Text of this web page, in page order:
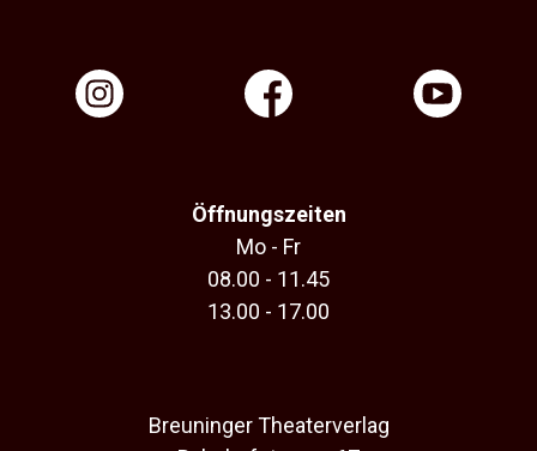
Öffnungszeiten
Mo - Fr
08.00 - 11.45
13.00 - 17.00
Breuninger Theaterverlag